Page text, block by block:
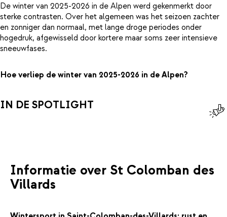
De winter van 2025-2026 in de Alpen werd gekenmerkt door
sterke contrasten. Over het algemeen was het seizoen zachter
en zonniger dan normaal, met lange droge periodes onder
hogedruk, afgewisseld door kortere maar soms zeer intensieve
sneeuwfases.
Hoe verliep de winter van 2025-2026 in de Alpen?
IN DE SPOTLIGHT
Informatie over St Colomban des
Villards